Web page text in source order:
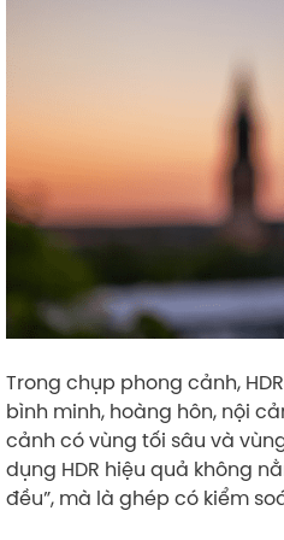
Trong chụp phong cảnh,
bình minh, hoàng hôn, nội
cảnh có vùng tối sâu và
dụng HDR hiệu quả không
đều”, mà là ghép có kiểm